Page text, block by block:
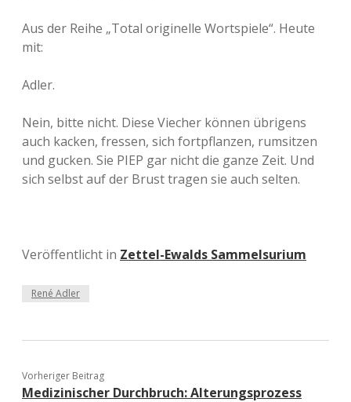
Aus der Reihe „Total originelle Wortspiele“. Heute
mit:
Adler.
Nein, bitte nicht. Diese Viecher können übrigens
auch kacken, fressen, sich fortpflanzen, rumsitzen
und gucken. Sie PIEP gar nicht die ganze Zeit. Und
sich selbst auf der Brust tragen sie auch selten.
Veröffentlicht in Zettel-Ewalds Sammelsurium
René Adler
Vorheriger Beitrag
Medizinischer Durchbruch: Alterungsprozess